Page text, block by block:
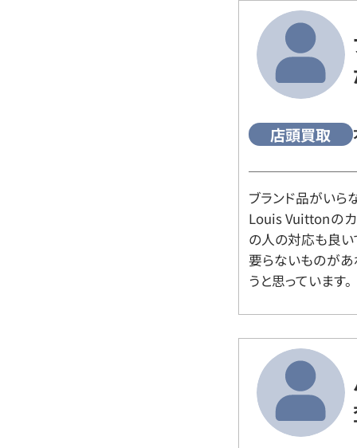
店頭買取
ブランド品がいら
Louis Vuittonの
の人の対応も良い
要らないものがあ
うと思っています。